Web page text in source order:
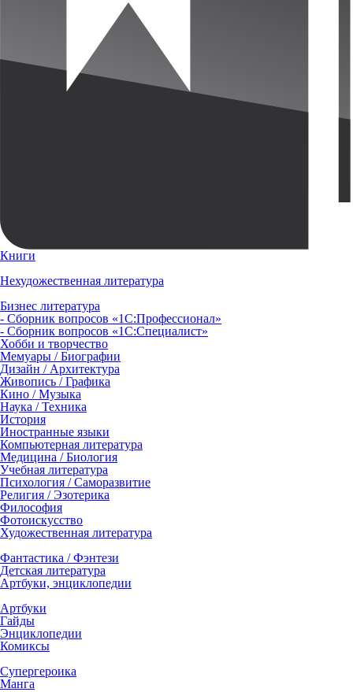
Книги
Нехудожественная литература
Бизнес литература
- Сборник вопросов «1С:Профессионал»
- Сборник вопросов «1С:Специалист»
Хобби и творчество
Мемуары / Биографии
Дизайн / Архитектура
Живопись / Графика
Кино / Музыка
Наука / Техника
История
Иностранные языки
Компьютерная литература
Медицина / Биология
Учебная литература
Психология / Саморазвитие
Религия / Эзотерика
Философия
Фотоискусство
Художественная литература
Фантастика / Фэнтези
Детская литература
Артбуки, энциклопедии
Артбуки
Гайды
Энциклопедии
Комиксы
Супергероика
Манга